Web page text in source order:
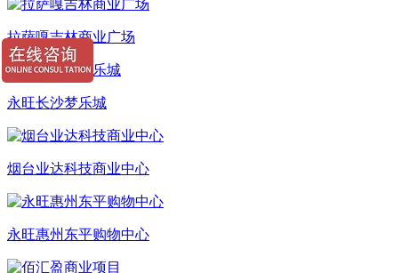
拉萨嘎吉林商业广场
永旺长沙梦乐城
烟台业达科技商业中心
永旺惠州东平购物中心